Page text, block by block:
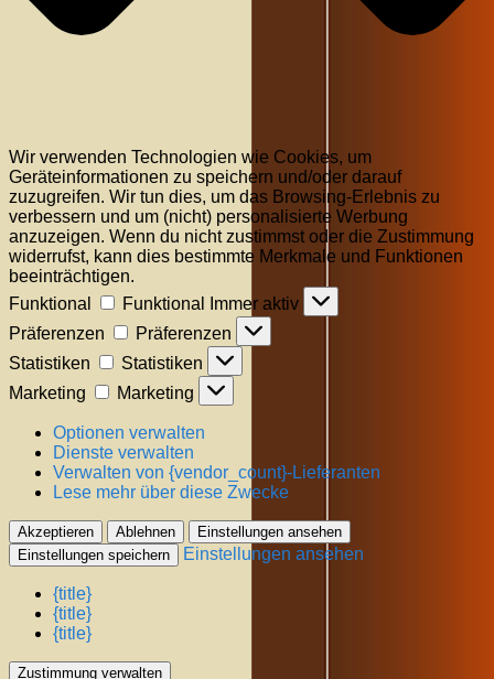
Wir verwenden Technologien wie Cookies, um
Geräteinformationen zu speichern und/oder darauf
zuzugreifen. Wir tun dies, um das Browsing-Erlebnis zu
verbessern und um (nicht) personalisierte Werbung
anzuzeigen. Wenn du nicht zustimmst oder die Zustimmung
widerrufst, kann dies bestimmte Merkmale und Funktionen
beeinträchtigen.
Funktional
Funktional
Immer aktiv
Präferenzen
Präferenzen
Statistiken
Statistiken
Marketing
Marketing
Optionen verwalten
Dienste verwalten
Verwalten von {vendor_count}-Lieferanten
Lese mehr über diese Zwecke
Akzeptieren Ablehnen
Einstellungen ansehen
Einstellungen speichern
Einstellungen ansehen
{title}
{title}
{title}
Zustimmung verwalten